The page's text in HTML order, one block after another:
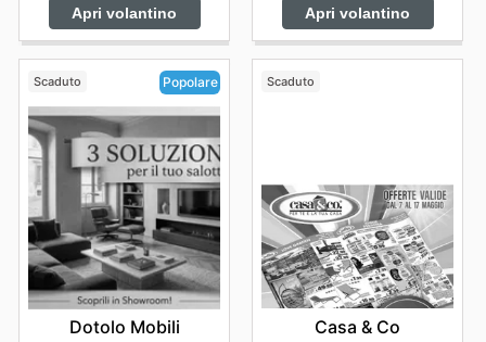
Apri volantino Apri volantino
Scaduto Popolare
Dotolo Mobili
Scaduto
Casa & Co